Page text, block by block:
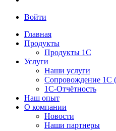
Войти
Главная
Продукты
Продукты 1С
Услуги
Наши услуги
Сопровождение
1С-Отчётность
Наш опыт
О компании
Новости
Наши партнеры